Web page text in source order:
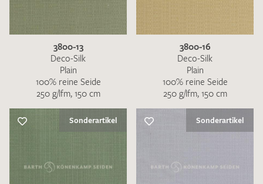
3800-13
Deco-Silk
Plain
100% reine Seide
250 g/lfm, 150 cm
3800-16
Deco-Silk
Plain
100% reine Seide
250 g/lfm, 150 cm
Sonderartikel Sonderartikel